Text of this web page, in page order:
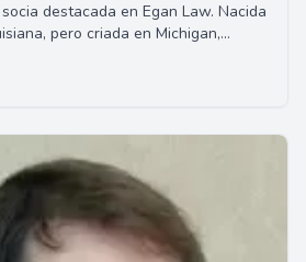
destacada en Egan Law. Nacida
pero criada en Michigan,